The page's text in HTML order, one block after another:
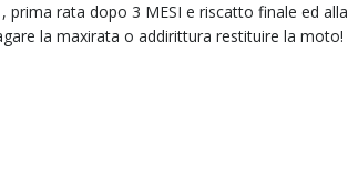
prima rata dopo 3 MESI e riscatto finale ed alla
la maxirata o addirittura restituire la moto!